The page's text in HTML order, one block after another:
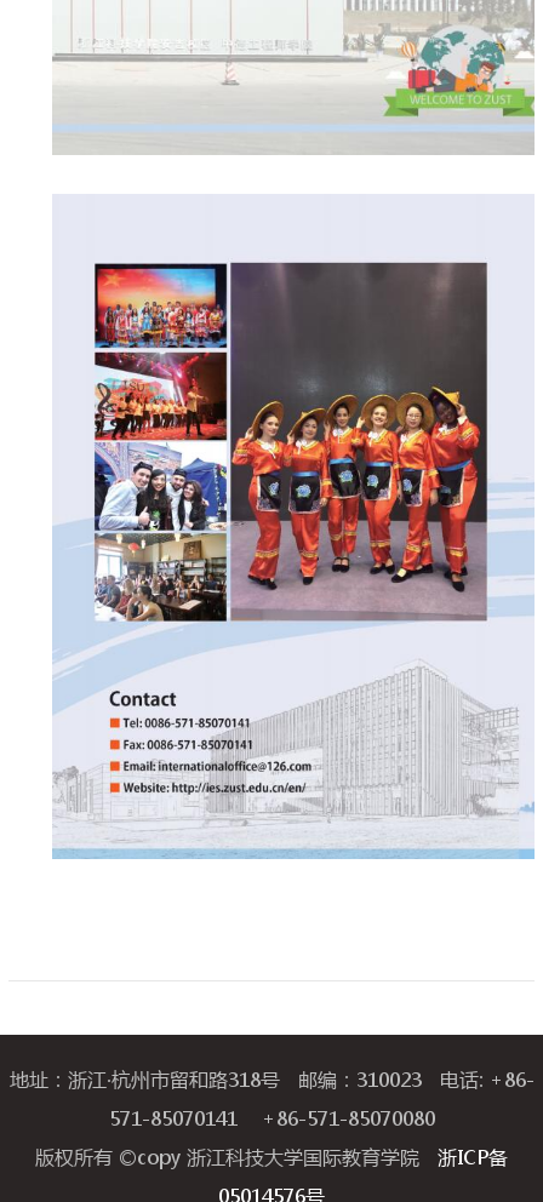
地址：浙江·杭州市留和路318号 邮编：310023 电话: +86-
571-85070141 +86-571-85070080
版权所有 ©copy 浙江科技大学国际教育学院 浙ICP备
05014576号